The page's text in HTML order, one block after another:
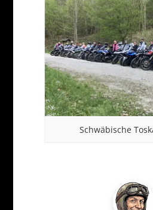
Schwäbische